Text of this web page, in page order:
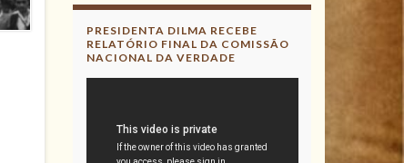
PRESIDENTA DILMA RECEBE
RELATÓRIO FINAL DA COMISSÃO
NACIONAL DA VERDADE